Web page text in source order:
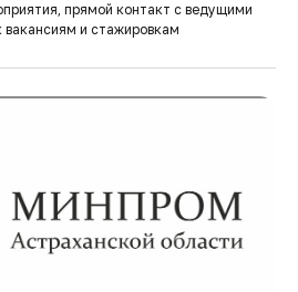
прямой контакт с ведущими
и стажировкам